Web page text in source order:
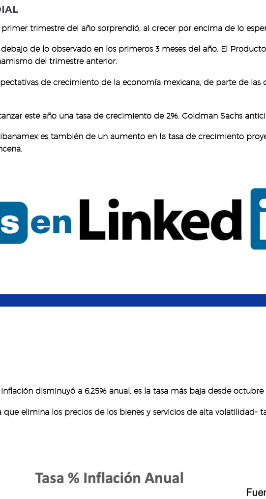
trimestre del año sorprendió, al crecer por encima de lo
de lo observado en los primeros 3 meses del año. El
del trimestre anterior.
de crecimiento de la economía mexicana, de parte de las
este año una tasa de crecimiento de 2%. Goldman Sachs
es también de un aumento en la tasa de crecimiento
disminuyó a 6.25% anual, es la tasa más baja desde octubre
que elimina los precios de los bienes y servicios de alta volatilidad-